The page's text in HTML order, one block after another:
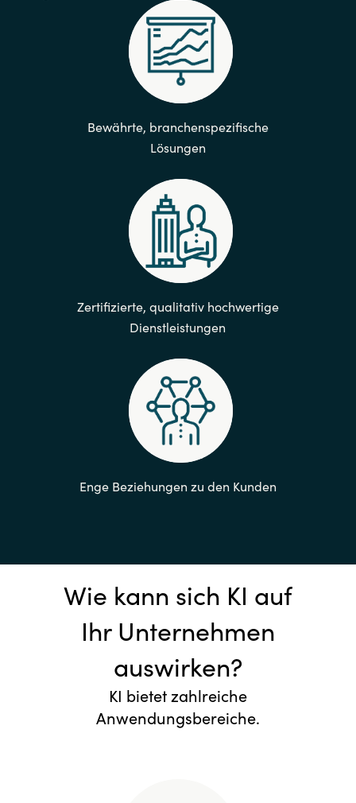
Bewährte, branchenspezifische
Lösungen
Zertifizierte, qualitativ hochwertige
Dienstleistungen
Enge Beziehungen zu den Kunden
Wie kann sich KI auf
Ihr Unternehmen
auswirken?
KI bietet zahlreiche
Anwendungsbereiche.